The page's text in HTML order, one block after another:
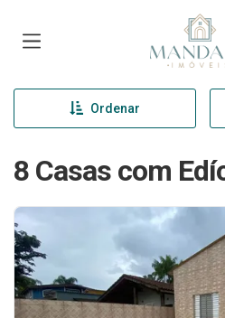
Página
Ordenar
8 Casas com